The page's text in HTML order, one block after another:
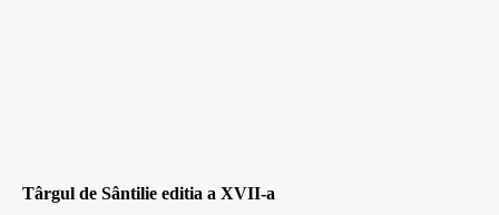
Târgul de Sântilie editia a XVII-a